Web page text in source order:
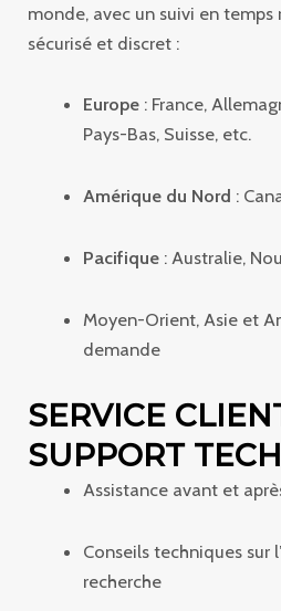
monde, avec un suivi en
sécurisé et discret :
Europe: France,
Pays-Bas, Suisse, etc.
Amérique du Nord :
Pacifique: Australie,
Moyen-Orient, Asie et
demande
SERVICE
SUPPORT
Assistance avant et
Conseils techniques sur
recherche